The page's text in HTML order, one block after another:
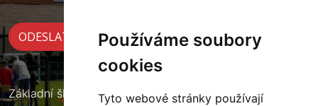
Používáme soubory
cookies
Tyto webové stránky používají
Základní škola Cerekvice nad Loučnou